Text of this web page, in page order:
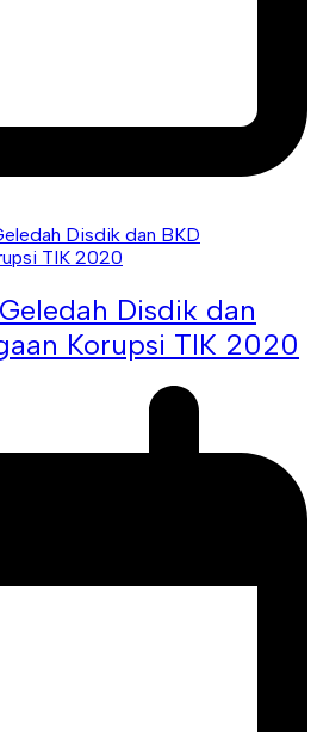
Disdik dan
Korupsi TIK 2020